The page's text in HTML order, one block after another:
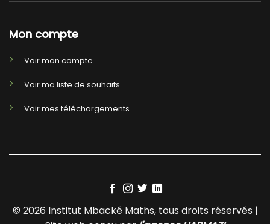
Mon compte
Voir mon compte
Voir ma liste de souhaits
Voir mes téléchargements
© 2026 Institut Mbacké Maths, tous droits réservés |